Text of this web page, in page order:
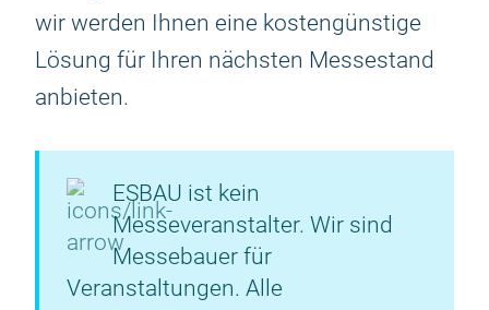
wir werden Ihnen eine kostengünstige
Lösung für Ihren nächsten Messestand
anbieten.
ESBAU ist kein
Messeveranstalter. Wir sind
Messebauer für
Veranstaltungen. Alle